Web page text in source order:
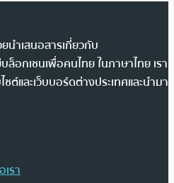
นำเสนอสารเกี่ยวกับ
ล็อกเชนเพื่อคนไทย ในภาษาไทย เรา
และเว็บบอร์ดต่างประเทศและนำมา
รา